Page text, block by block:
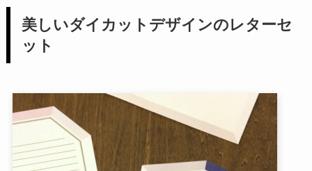
美しいダイカットデザインのレターセ
ット